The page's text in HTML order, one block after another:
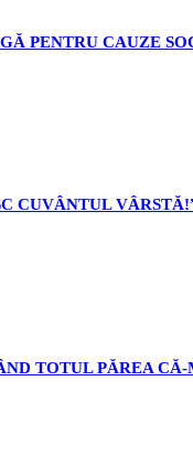
PENTRU CAUZE
CUVÂNTUL
TOTUL PĂREA